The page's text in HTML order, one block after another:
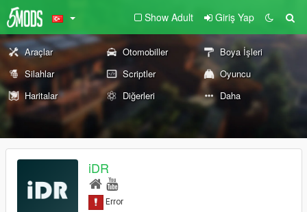
Show Adult Giriş Yap
Araçlar Otomobiller
Boya İşleri
Silahlar
Scriptler
Oyuncu
Haritalar
Diğerleri Daha
iDR